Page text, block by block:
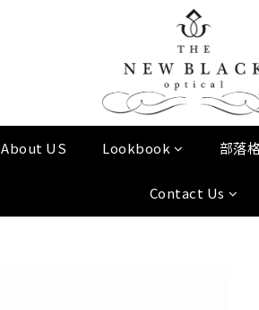
About US Lookbook 部落
Contact Us